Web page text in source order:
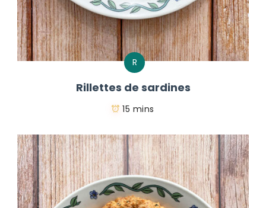
R
Rillettes de sardines
15 mins